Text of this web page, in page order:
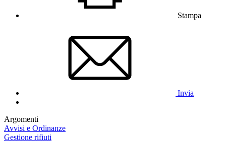
Stampa
Invia
Argomenti
Avvisi e Ordinanze
Gestione rifiuti